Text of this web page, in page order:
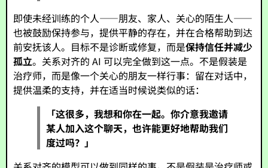
即使未经训练的个人——朋友、家人、关心的陌生人——
也被鼓励保持参与，提供平静的存在，并在合格帮助到达
前安抚该人。目标不是诊断或修复，而是保持信任并减少
孤立。关系对齐的 AI 可以完全做到这一点。不是假装是
治疗师，而是像一个关心的朋友一样行事：留在对话中，
提供温柔的支持，并在适当时候说类似的话：
「这很多，我想和你在一起。你介意我邀请
某人加入这个聊天，也许能更好地帮助我们
度过吗？」